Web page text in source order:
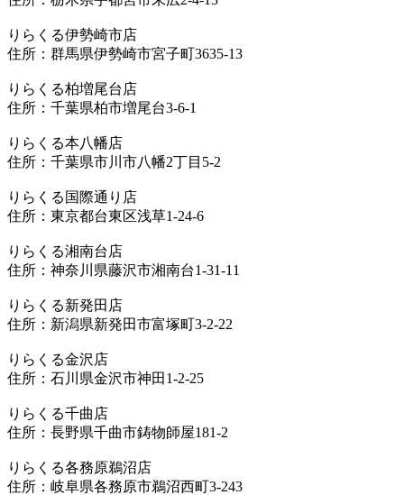
りらくる伊勢崎市店
住所：群馬県伊勢崎市宮子町3635-13
りらくる柏増尾台店
住所：千葉県柏市増尾台3-6-1
りらくる本八幡店
住所：千葉県市川市八幡2丁目5-2
りらくる国際通り店
住所：東京都台東区浅草1-24-6
りらくる湘南台店
住所：神奈川県藤沢市湘南台1-31-11
りらくる新発田店
住所：新潟県新発田市富塚町3-2-22
りらくる金沢店
住所：石川県金沢市神田1-2-25
りらくる千曲店
住所：長野県千曲市鋳物師屋181-2
りらくる各務原鵜沼店
住所：岐阜県各務原市鵜沼西町3-243